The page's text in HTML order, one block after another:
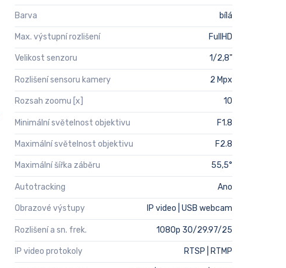
Barva bílá
Max. výstupní rozlišení FullHD
Velikost senzoru 1/2,8"
Rozlišení sensoru kamery 2 Mpx
Rozsah zoomu [x] 10
Minimální světelnost objektivu F1.8
Maximální světelnost objektivu F2.8
Maximální šířka záběru 55,5°
Autotracking Ano
Obrazové výstupy IP video | USB webcam
Rozlišení a sn. frek. 1080p 30/29.97/25
IP video protokoly RTSP | RTMP